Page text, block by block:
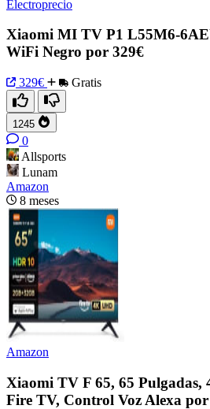
Electroprecio
Xiaomi MI TV P1 L55M6-
WiFi Negro por 329€
329€ Gratis
1245
0
Allsports
Lunam
Amazon
8 meses
Amazon
Xiaomi TV F 65, 65
Fire TV, Control Voz Alexa